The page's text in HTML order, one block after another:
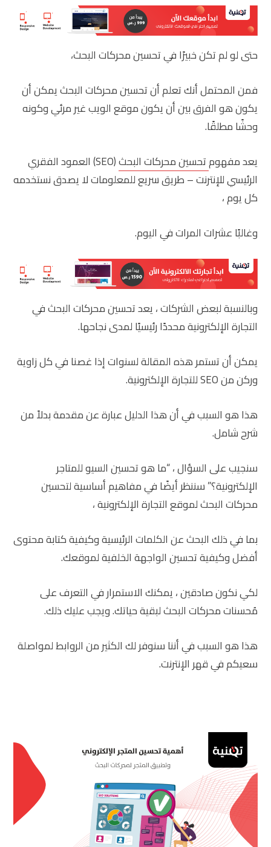
حتى لو لم تكن خبيرًا في تحسين محركات البحث،
فمن المحتمل أنك تعلم أن تحسين محركات البحث يمكن أن
يكون هو الفرق بين أن يكون موقع الويب غير مرئي وكونه
وحشًا مطلقًا.
يعد مفهومتحسين محركات البحث
(SEO) العمود الفقري
الرئيسي للإنترنت – طريق سريع للمعلومات لا يصدق نستخدمه
كل يوم ،
وغالبًا عشرات المرات في اليوم.
وبالنسبة لبعض الشركات ، يعد تحسين محركات البحث في
التجارة الإلكترونية محددًا رئيسيًا لمدى نجاحها.
يمكن أن تستمر هذه المقالة لسنوات إذا غصنا في كل زاوية
وركن من SEO للتجارة الإلكترونية.
هذا هو السبب في أن هذا الدليل عبارة عن مقدمة بدلاً من
شرح شامل.
سنجيب على السؤال ، “ما هو تحسين السيو للمتاجر
الإلكترونية؟” سننظر أيضًا في مفاهيم أساسية لتحسين
محركات البحث لموقع التجارة الإلكترونية ،
بما في ذلك البحث عن الكلمات الرئيسية وكيفية كتابة محتوى
أفضل وكيفية تحسين الواجهة الخلفية لموقعك.
لكي نكون صادقين ، يمكنك الاستمرار في التعرف على
مُحسنات محركات البحث لبقية حياتك. ويجب عليك ذلك.
هذا هو السبب في أننا سنوفر لك الكثير من الروابط لمواصلة
سعيكم في قهر الإنترنت.